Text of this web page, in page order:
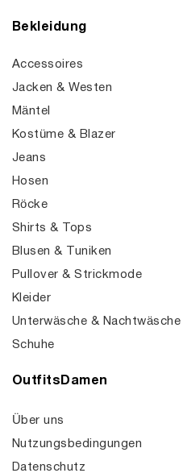
Bekleidung
Accessoires
Jacken & Westen
Mäntel
Kostüme & Blazer
Jeans
Hosen
Röcke
Shirts & Tops
Blusen & Tuniken
Pullover & Strickmode
Kleider
Unterwäsche & Nachtwäsche
Schuhe
OutfitsDamen
Über uns
Nutzungsbedingungen
Datenschutz